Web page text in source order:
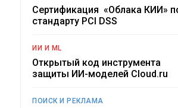
Сертификация «Облака КИИ»
стандарту PCI DSS
ИИ И ML
Открытый код инструмента
защиты ИИ-моделей Cloud.ru
ПОИСК И РЕКЛАМА